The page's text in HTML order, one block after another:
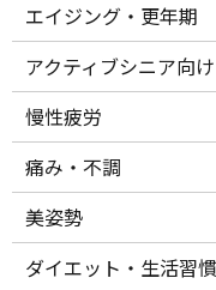
エイジング・更年期
アクティブシニア向け
慢性疲労
痛み・不調
美姿勢
ダイエット・生活習